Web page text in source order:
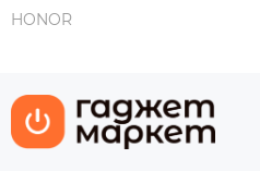
HONOR